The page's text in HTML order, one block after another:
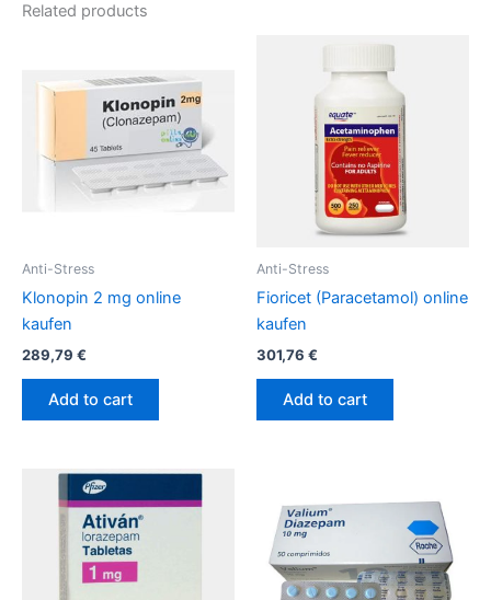
Related products
Anti-Stress
Klonopin 2 mg online
kaufen
289,79 €
Add to cart
Anti-Stress
Fioricet (Paracetamol) online
kaufen
301,76 €
Add to cart